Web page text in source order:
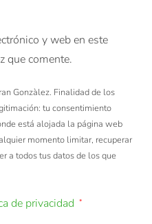
y web en este
que comente.
Gonzàlez. Finalidad de los
tu consentimiento
está alojada la página web
momento limitar, recuperar
a todos tus datos de los que
de privacidad *